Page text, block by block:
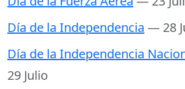
Día de la Independencia — 28
Día de la Independencia
29 Julio